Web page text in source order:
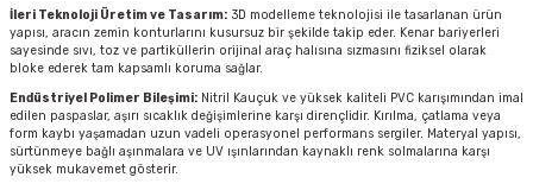
İleri Teknoloji Üretim ve Tasarım: 3D modelleme teknolojisi ile tasarlanan ürün
yapısı, aracın zemin konturlarını kusursuz bir şekilde takip eder. Kenar bariyerleri
sayesinde sıvı, toz ve partiküllerin orijinal araç halısına sızmasını fiziksel olarak
bloke ederek tam kapsamlı koruma sağlar.
Endüstriyel Polimer Bileşimi: Nitril Kauçuk ve yüksek kaliteli PVC karışımından imal
edilen paspaslar, aşırı sıcaklık değişimlerine karşı dirençlidir. Kırılma, çatlama veya
form kaybı yaşamadan uzun vadeli operasyonel performans sergiler. Materyal yapısı,
sürtünmeye bağlı aşınmalara ve UV ışınlarından kaynaklı renk solmalarına karşı
yüksek mukavemet gösterir.